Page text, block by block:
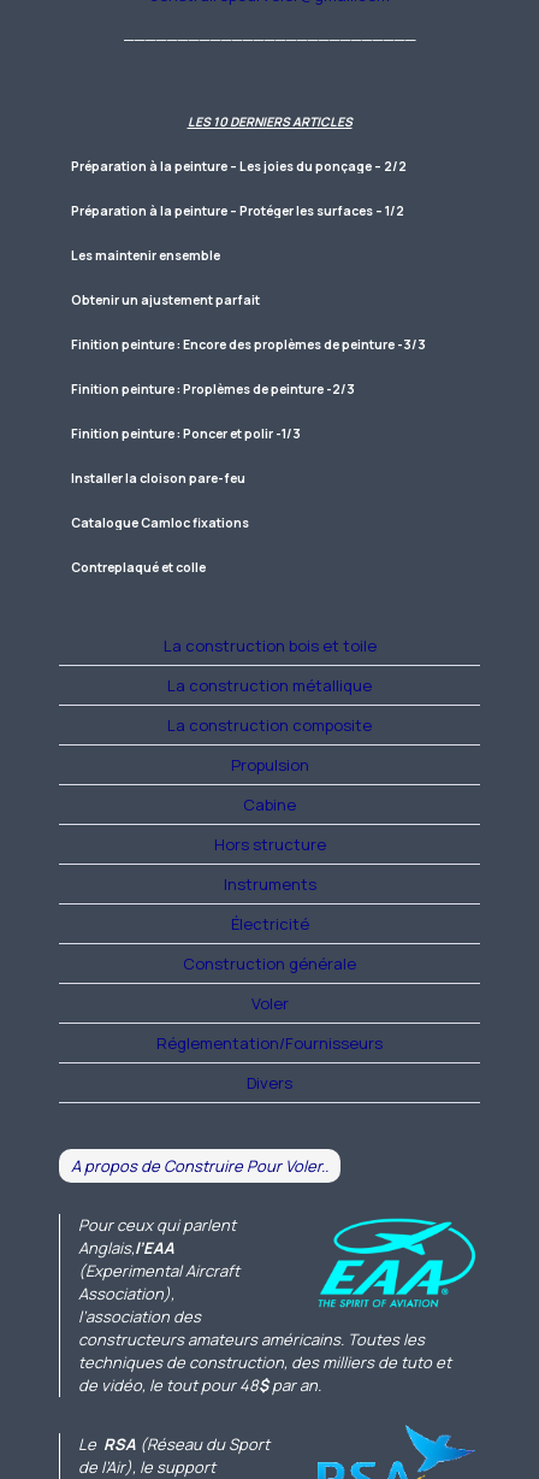
LES 10 DERNIERS ARTICLES
Préparation à la peinture – Les joies du ponçage – 2/2
Préparation à la peinture – Protéger les surfaces – 1/2
Les maintenir ensemble
Obtenir un ajustement parfait
Finition peinture : Encore des proplèmes de peinture -3/3
Finition peinture : Proplèmes de peinture -2/3
Finition peinture : Poncer et polir -1/3
Installer la cloison pare-feu
Catalogue Camloc fixations
Contreplaqué et colle
La construction bois et toile
La construction métallique
La construction composite
Propulsion
Cabine
Hors structure
Instruments
Électricité
Construction générale
Voler
Réglementation/Fournisseurs
Divers
A propos de Construire Pour Voler..
Pour ceux qui parlent
Anglais,l’EAA
(Experimental Aircraft
Association),
l’association des
constructeurs amateurs américains. Toutes les
techniques de construction, des milliers de tuto et
de vidéo, le tout pour 48$par an.
Le RSA (Réseau du Sport
de l’Air), le support